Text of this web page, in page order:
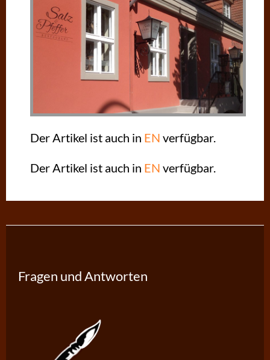
Der Artikel ist auch in EN verfügbar.
Der Artikel ist auch in EN verfügbar.
Fragen und Antworten